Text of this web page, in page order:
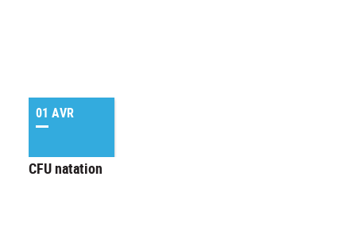
01 AVR
CFU natation